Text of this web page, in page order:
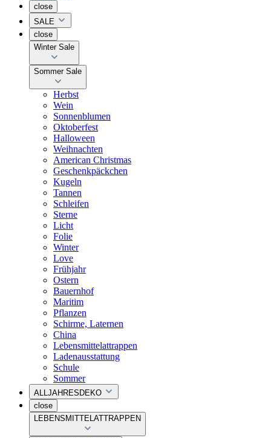
close
SALE
close
Winter Sale
Sommer Sale
Herbst
Wein
Sonnenblumen
Oktoberfest
Halloween
Weihnachten
American Christmas
Geschenkpäckchen
Kugeln
Tannen
Schleifen
Sterne
Licht
Folie
Winter
Love
Frühjahr
Ostern
Bauernhof
Maritim
Pflanzen
Schirme, Laternen
China
Lebensmittelattrappen
Ladenausstattung
Schule
Sommer
ALLJAHRESDEKO
close
LEBENSMITTELATTRAPPEN